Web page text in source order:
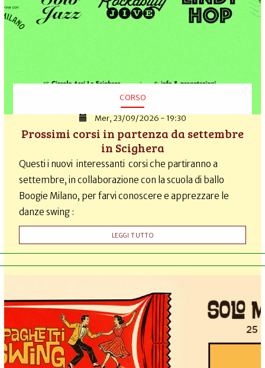
CORSO
Mer, 23/09/2026 - 19:30
Prossimi corsi in partenza da settembre
in Scighera
Questi i nuovi interessanti corsi che partiranno a
settembre, in collaborazione con la scuola di ballo
Boogie Milano, per farvi conoscere e apprezzare le
danze swing :
LEGGI TUTTO